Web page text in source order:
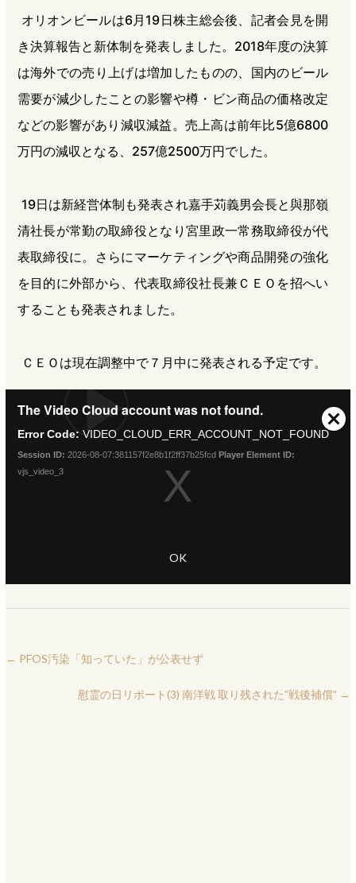
オリオンビールは6月19日株主総会後、記者会見を開
き決算報告と新体制を発表しました。2018年度の決算
は海外での売り上げは増加したものの、国内のビール
需要が減少したことの影響や樽・ビン商品の価格改定
などの影響があり減収減益。売上高は前年比5億6800
万円の減収となる、257億2500万円でした。
19日は新経営体制も発表され嘉手苅義男会長と與那嶺
清社長が常勤の取締役となり宮里政一常務取締役が代
表取締役に。さらにマーケティングや商品開発の強化
を目的に外部から、代表取締役社長兼ＣＥＯを招へい
することも発表されました。
ＣＥＯは現在調整中で７月中に発表される予定です。
The Video Cloud account was not found.
Error Code: VIDEO_CLOUD_ERR_ACCOUNT_NOT_FOUND
Session ID: 2026-08-07:381157f2e8b1f2ff37b25fcd Player Element ID:
vjs_video_3
OK
← PFOS汚染「知っていた」が公表せず
慰霊の日リポート(3) 南洋戦 取り残された”戦後補償” →